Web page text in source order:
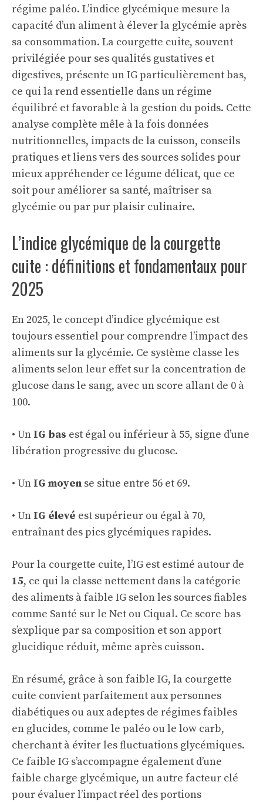
régime paléo. L’indice glycémique mesure la
capacité d’un aliment à élever la glycémie après
sa consommation. La courgette cuite, souvent
privilégiée pour ses qualités gustatives et
digestives, présente un IG particulièrement bas,
ce qui la rend essentielle dans un régime
équilibré et favorable à la gestion du poids. Cette
analyse complète mêle à la fois données
nutritionnelles, impacts de la cuisson, conseils
pratiques et liens vers des sources solides pour
mieux appréhender ce légume délicat, que ce
soit pour améliorer sa santé, maîtriser sa
glycémie ou par pur plaisir culinaire.
L’indice glycémique de la courgette
cuite : définitions et fondamentaux pour
2025
En 2025, le concept d’indice glycémique est
toujours essentiel pour comprendre l’impact des
aliments sur la glycémie. Ce système classe les
aliments selon leur effet sur la concentration de
glucose dans le sang, avec un score allant de 0 à
100.
• Un IG bas est égal ou inférieur à 55, signe d’une
libération progressive du glucose.
• Un IG moyen se situe entre 56 et 69.
• Un IG élevé est supérieur ou égal à 70,
entraînant des pics glycémiques rapides.
Pour la courgette cuite, l’IG est estimé autour de
15, ce qui la classe nettement dans la catégorie
des aliments à faible IG selon les sources fiables
comme Santé sur le Net ou Ciqual. Ce score bas
s’explique par sa composition et son apport
glucidique réduit, même après cuisson.
En résumé, grâce à son faible IG, la courgette
cuite convient parfaitement aux personnes
diabétiques ou aux adeptes de régimes faibles
en glucides, comme le paléo ou le low carb,
cherchant à éviter les fluctuations glycémiques.
Ce faible IG s’accompagne également d’une
faible charge glycémique, un autre facteur clé
pour évaluer l’impact réel des portions